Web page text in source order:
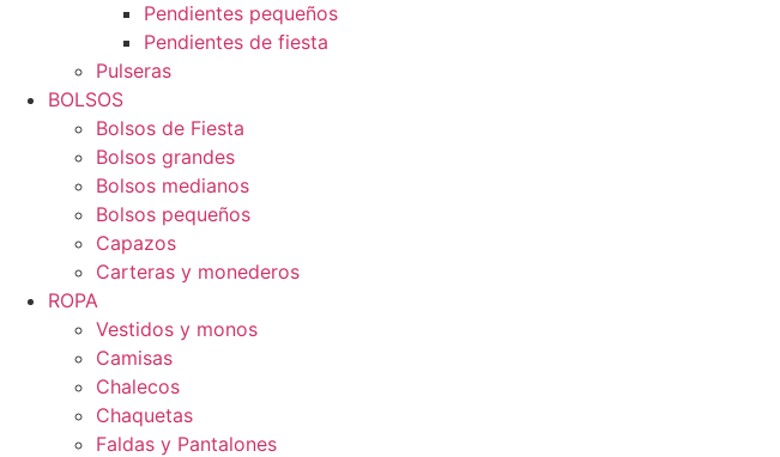
Pendientes pequeños
Pendientes de fiesta
Pulseras
BOLSOS
Bolsos de Fiesta
Bolsos grandes
Bolsos medianos
Bolsos pequeños
Capazos
Carteras y monederos
ROPA
Vestidos y monos
Camisas
Chalecos
Chaquetas
Faldas y Pantalones